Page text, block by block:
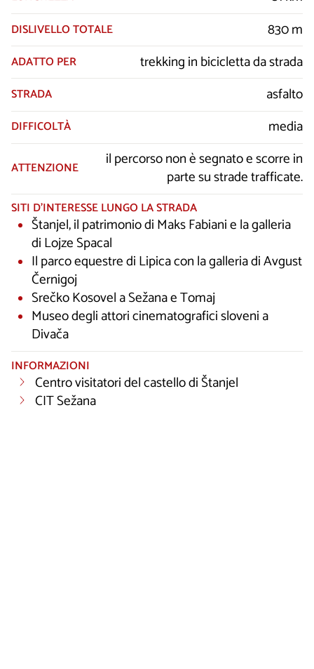
DISLIVELLO TOTALE 830 m
ADATTO PER trekking in bicicletta da strada
STRADA asfalto
DIFFICOLTÀ media
ATTENZIONE
il percorso non è segnato e scorre in
parte su strade trafficate.
SITI D’INTERESSE LUNGO LA STRADA
Štanjel, il patrimonio di Maks Fabiani e la galleria
di Lojze Spacal
Il parco equestre di Lipica con la galleria di Avgust
Černigoj
Srečko Kosovel a Sežana e Tomaj
Museo degli attori cinematografici sloveni a
Divača
INFORMAZIONI
Centro visitatori del castello di Štanjel
CIT Sežana